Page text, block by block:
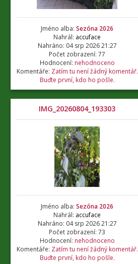
Jméno alba: Sezóna 2026
Nahrál: accuface
Nahráno: 04 srp 2026 21:27
Počet zobrazení: 77
Hodnocení: nehodnoceno
Komentáře: Zatím tu není žádný komentář.
Buďte první, kdo ho pošle.
IMG_20260804_193303
Jméno alba: Sezóna 2026
Nahrál: accuface
Nahráno: 04 srp 2026 21:27
Počet zobrazení: 73
Hodnocení: nehodnoceno
Komentáře: Zatím tu není žádný komentář.
Buďte první, kdo ho pošle.